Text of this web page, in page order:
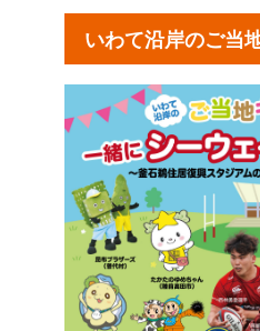
いわて沿岸のご当